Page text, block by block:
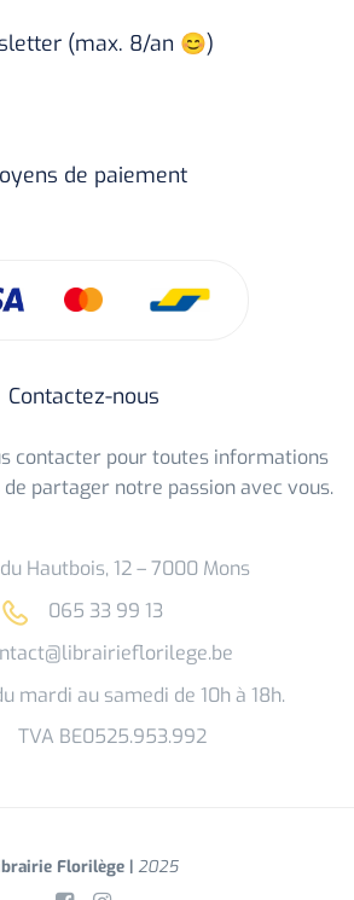
(max. 8/an 😊)
de paiement
Contactez-nous
contacter pour toutes informations
partager notre passion avec vous.
Hautbois, 12 – 7000 Mons
065 33 99 13
mardi au samedi de 10h à 18h.
TVA BE0525.953.992
Florilège | 2025